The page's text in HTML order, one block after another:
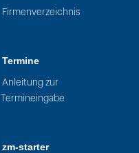
Firmenverzeichnis
Termine
Anleitung zur
Termineingabe
zm-starter